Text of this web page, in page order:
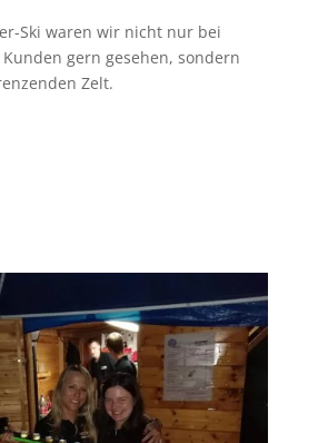
Ski waren wir nicht nur bei
gern gesehen, sondern
Zelt.